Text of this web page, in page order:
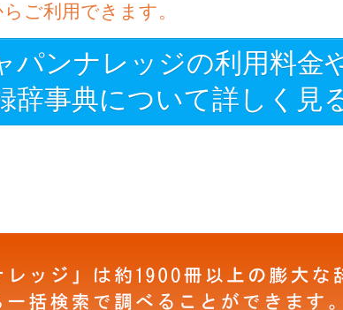
ご利用できます。
パンナレッジの利用料金
辞事典について詳しく見